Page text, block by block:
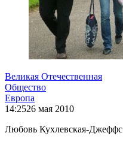
Великая Отечественная
Общество
Европа
14:2526 мая 2010
Любовь Кухлевская-Джеффс